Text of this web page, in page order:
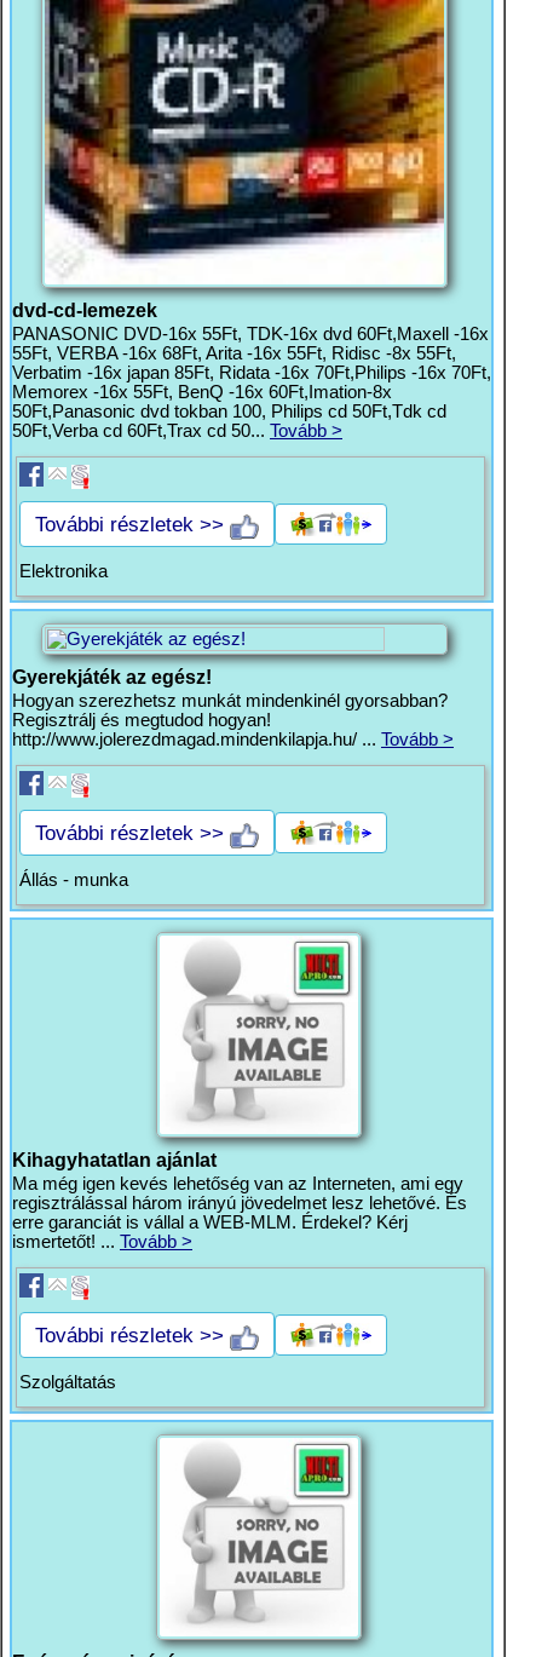
dvd-cd-lemezek
PANASONIC DVD-16x 55Ft, TDK-16x dvd 60Ft,Maxell -16x
55Ft, VERBA -16x 68Ft, Arita -16x 55Ft, Ridisc -8x 55Ft,
Verbatim -16x japan 85Ft, Ridata -16x 70Ft,Philips -16x 70Ft,
Memorex -16x 55Ft, BenQ -16x 60Ft,Imation-8x
50Ft,Panasonic dvd tokban 100, Philips cd 50Ft,Tdk cd
50Ft,Verba cd 60Ft,Trax cd 50... Tovább >
További részletek >>
Elektronika
Gyerekjáték az egész!
Hogyan szerezhetsz munkát mindenkinél gyorsabban?
Regisztrálj és megtudod hogyan!
http://www.jolerezdmagad.mindenkilapja.hu/ ... Tovább >
További részletek >>
Állás - munka
Kihagyhatatlan ajánlat
Ma még igen kevés lehetőség van az Interneten, ami egy
regisztrálással három irányú jövedelmet lesz lehetővé. És
erre garanciát is vállal a WEB-MLM. Érdekel? Kérj
ismertetőt! ... Tovább >
További részletek >>
Szolgáltatás